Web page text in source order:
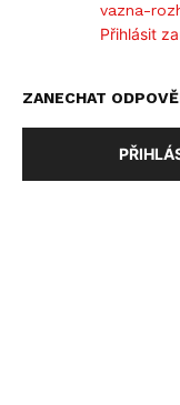
vazna-
Přihlásit
ZANECHAT